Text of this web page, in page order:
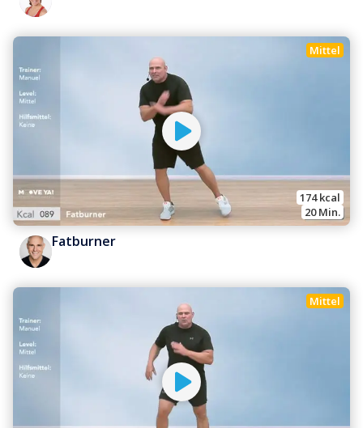
Mittel
174 kcal
20 Min.
Fatburner
Mittel